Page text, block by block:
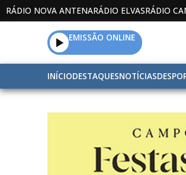
RÁDIO NOVA ANTENARÁDIO ELVASRÁDIO
EMISSÃO ONLINE
INÍCIODESTAQUESNOTÍCIAS